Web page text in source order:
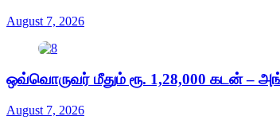
August 7, 2026
ஒவ்வொருவர் மீதும் ரூ. 1,28,000 கடன் –
August 7, 2026